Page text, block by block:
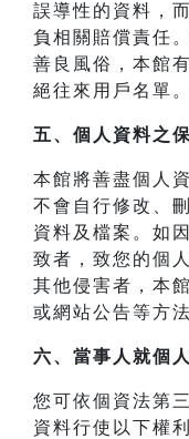
誤導性的資料，
負相關賠償責任
善良風俗，本館
絕往來用戶名單。
五、個人資料之
本館將善盡個人
不會自行修改、
資料及檔案。如
致者，致您的個
其他侵害者，本
或網站公告等方
六、當事人就個
您可依個資法第
資料行使以下權利